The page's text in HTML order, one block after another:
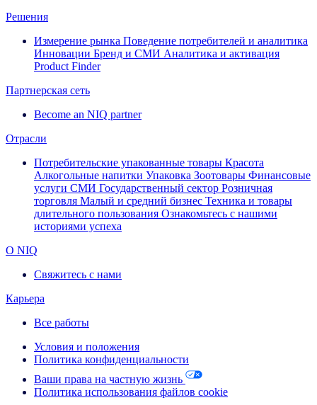
Решения
Измерение рынка Поведение потребителей и аналитика
Инновации Бренд и СМИ Аналитика и активация
Product Finder
Партнерская сеть
Become an NIQ partner
Отрасли
Потребительские упакованные товары Красота
Алкогольные напитки Упаковка Зоотовары Финансовые
услуги СМИ Государственный сектор Розничная
торговля Малый и средний бизнес Техника и товары
длительного пользования Ознакомьтесь с нашими
историями успеха
О NIQ
Свяжитесь с нами
Карьера
Все работы
Условия и положения
Политика конфиденциальности
Ваши права на частную жизнь
Политика использования файлов cookie